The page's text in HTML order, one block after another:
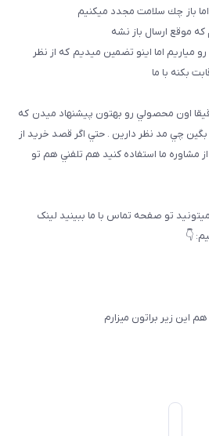
باز چك سلامت مجدد ميكنيم
موقع ارسال باز نشه
مياريم اما اينو تضمين ميديم كه از نظر
بكنه با ما
دقيقا اون محصولي رو بهتون پيشنهاد ميدن كه
بگين چي مد نظر دارين . حتي اگر قصد خريد از
مشاوره ما استفاده كنيد هم تلفني هم تو
تو صفحه تماس با ما ببینيد لینک
👇
اين زير براتون ميزارم